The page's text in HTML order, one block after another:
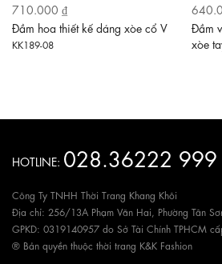
710.000 ₫
Đầm hoa thiết kế dáng xòe cổ V
KK189-08
Đầm
xòe
HOTLINE: 028.36222 999
Công Ty TNHH Thời Trang Khang Khôi
Địa chỉ: 256/13A Phạm Văn Hai, Phường Tân
GPKD: 0319140957 do Sở Tài Chính TPHCM
® Bản quyền thuộc thời trang K&K Fashion